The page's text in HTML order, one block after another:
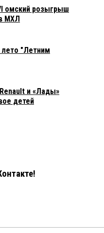
омский розыгрыш
МХЛ
"Летним
и «Лады»
детей